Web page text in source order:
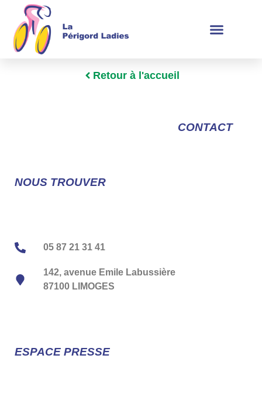
Retour à l'accueil
CONTACT
NOUS TROUVER
05 87 21 31 41
142, avenue Emile Labussière
87100 LIMOGES
ESPACE PRESSE